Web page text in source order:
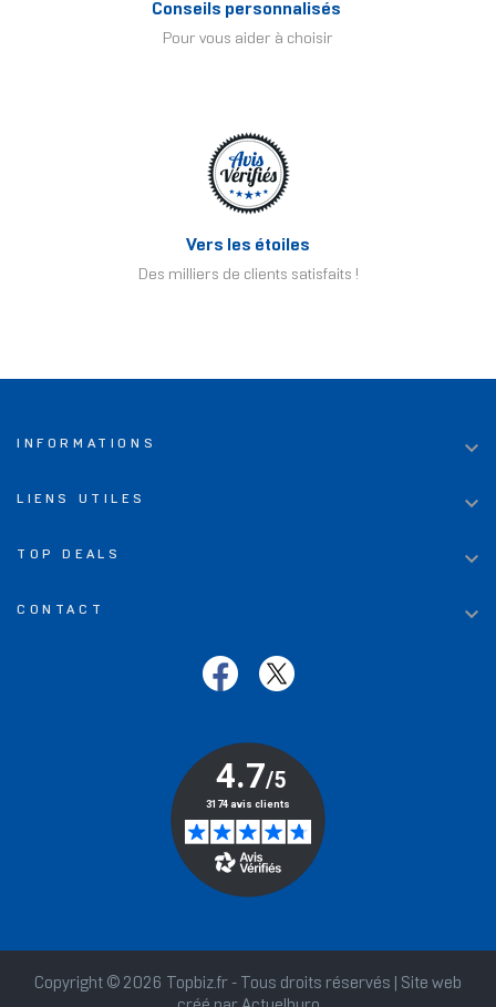
Conseils personnalisés
Pour vous aider à choisir
Vers les étoiles
Des milliers de clients satisfaits !
INFORMATIONS 
LIENS UTILES 
TOP DEALS 
CONTACT 
Copyright © 2026 Topbiz.fr - Tous droits réservés | Site web